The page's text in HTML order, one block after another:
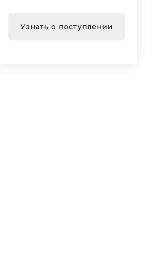
Узнать о поступлении